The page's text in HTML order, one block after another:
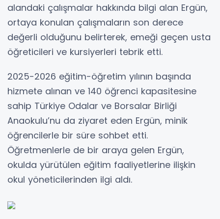
alandaki çalışmalar hakkında bilgi alan Ergün,
ortaya konulan çalışmaların son derece
değerli olduğunu belirterek, emeği geçen usta
öğreticileri ve kursiyerleri tebrik etti.
2025-2026 eğitim-öğretim yılının başında
hizmete alınan ve 140 öğrenci kapasitesine
sahip Türkiye Odalar ve Borsalar Birliği
Anaokulu’nu da ziyaret eden Ergün, minik
öğrencilerle bir süre sohbet etti.
Öğretmenlerle de bir araya gelen Ergün,
okulda yürütülen eğitim faaliyetlerine ilişkin
okul yöneticilerinden ilgi aldı.